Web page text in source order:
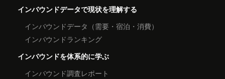
インバウンドデータで現状を理解する
インバウンドデータ（需要・宿泊・消費）
インバウンドランキング
インバウンドを体系的に学ぶ
インバウンド調査レポート